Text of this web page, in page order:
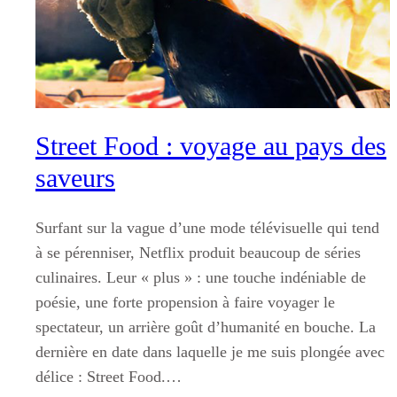
Street Food : voyage au pays des
saveurs
Surfant sur la vague d’une mode télévisuelle qui tend
à se pérenniser, Netflix produit beaucoup de séries
culinaires. Leur « plus » : une touche indéniable de
poésie, une forte propension à faire voyager le
spectateur, un arrière goût d’humanité en bouche. La
dernière en date dans laquelle je me suis plongée avec
délice : Street Food.…